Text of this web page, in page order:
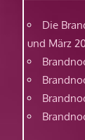
Die
und März